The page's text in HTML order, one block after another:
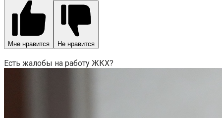
Мне нравится Не нравится
Есть жалобы на работу ЖКХ?